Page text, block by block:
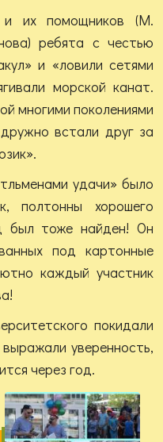
и их помощников (М.
ребята с честью
и «ловили сетями
морской канат.
многими поколениями
встали друг за
удачи» было
полтонны хорошего
был тоже найден! Он
под картонные
каждый участник
покидали
уверенность,
через год.